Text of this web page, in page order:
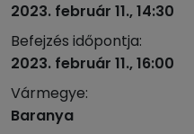
2023. február 11., 14:30
Befejzés időpontja:
2023. február 11., 16:00
Vármegye:
Baranya